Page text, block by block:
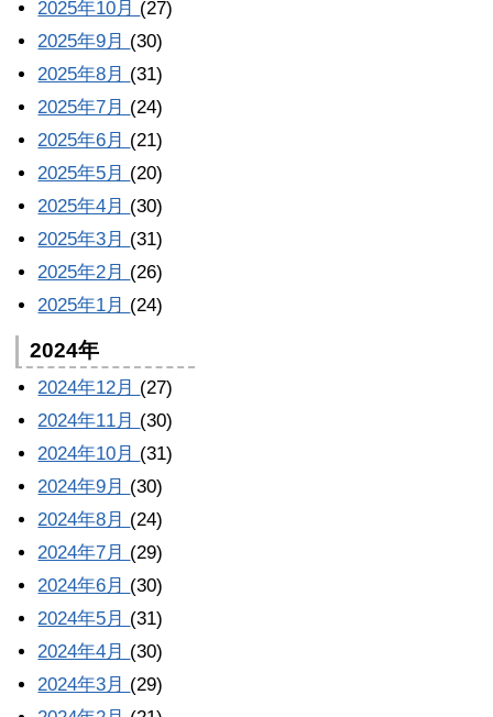
2025年10月 (27)
2025年9月 (30)
2025年8月 (31)
2025年7月 (24)
2025年6月 (21)
2025年5月 (20)
2025年4月 (30)
2025年3月 (31)
2025年2月 (26)
2025年1月 (24)
2024年
2024年12月 (27)
2024年11月 (30)
2024年10月 (31)
2024年9月 (30)
2024年8月 (24)
2024年7月 (29)
2024年6月 (30)
2024年5月 (31)
2024年4月 (30)
2024年3月 (29)